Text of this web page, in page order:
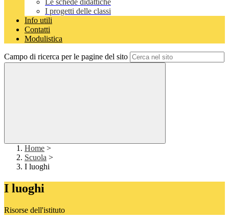
Le schede didattiche
I progetti delle classi
Info utili
Contatti
Modulistica
Campo di ricerca per le pagine del sito
Home >
Scuola >
I luoghi
I luoghi
Risorse dell'istituto